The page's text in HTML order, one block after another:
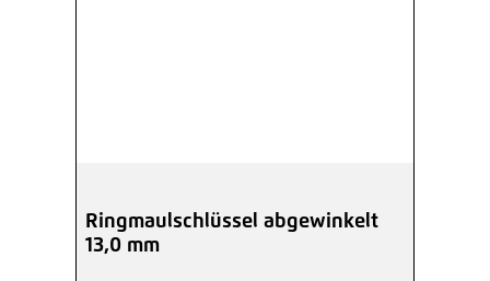
Ringmaulschlüssel abgewinkelt
13,0 mm